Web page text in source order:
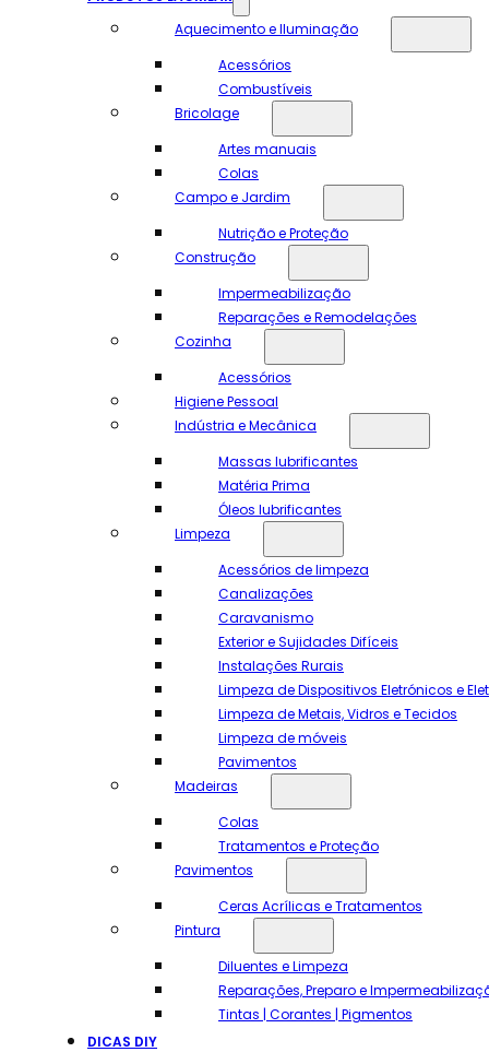
Aquecimento e Iluminação
Acessórios
Combustíveis
Bricolage
Artes manuais
Colas
Campo e Jardim
Nutrição e Proteção
Construção
Impermeabilização
Reparações e Remodelações
Cozinha
Acessórios
Higiene Pessoal
Indústria e Mecânica
Massas lubrificantes
Matéria Prima
Óleos lubrificantes
Limpeza
Acessórios de limpeza
Canalizações
Caravanismo
Exterior e Sujidades Difíceis
Instalações Rurais
Limpeza de Dispositivos Eletrónicos e
Limpeza de Metais, Vidros e Tecidos
Limpeza de móveis
Pavimentos
Madeiras
Colas
Tratamentos e Proteção
Pavimentos
Ceras Acrílicas e Tratamentos
Pintura
Diluentes e Limpeza
Reparações, Preparo e
Tintas | Corantes | Pigmentos
DICAS DIY